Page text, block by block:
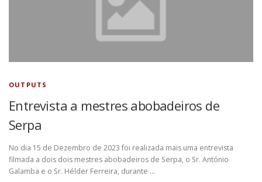
OUTPUTS
Entrevista a mestres abobadeiros de
Serpa
No dia 15 de Dezembro de 2023 foi realizada mais uma entrevista
filmada a dois dois mestres abobadeiros de Serpa, o Sr. António
Galamba e o Sr. Hélder Ferreira, durante …